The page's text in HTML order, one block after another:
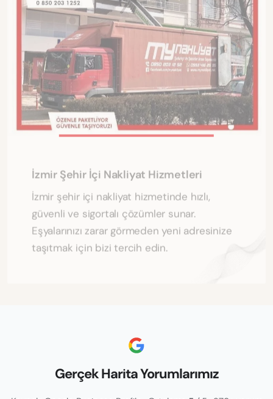
İzmir şehir içi nakliyat hizmetinde hızlı,
güvenli ve sigortalı çözümler sunar.
Eşyalarınızı zarar görmeden yeni adresinize
taşıtmak için bizi tercih edin.
Gerçek Harita Yorumlarımız